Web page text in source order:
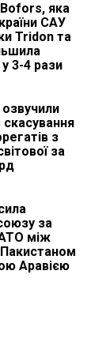
яка
САУ
Tridon та
3-4 рази
з
за
за
між
Аравією